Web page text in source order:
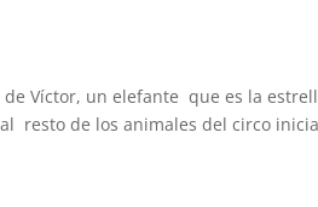
Víctor, un elefante que es la
resto de los animales del circo